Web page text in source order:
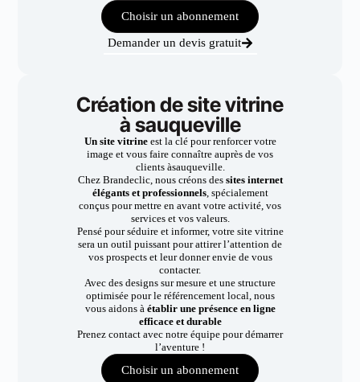
Choisir un abonnement
Demander un devis gratuit
Création de site vitrine
à sauqueville
Un site vitrineest la clé pour renforcer votre
image et vous faire connaître auprès de vos
clients àsauqueville.
Chez Brandeclic, nous créons dessites internet
élégants et professionnels, spécialement
conçus pour mettre en avant votre activité, vos
services et vos valeurs.
Pensé pour séduire et informer, votre site vitrine
sera un outil puissant pour attirer l’attention de
vos prospects et leur donner envie de vous
contacter.
Avec des designs sur mesure et une structure
optimisée pour le référencement local, nous
vous aidons à établir une présence en ligne
efficace et durable
Prenez contact avec notre équipe pour démarrer
l’aventure !
Choisir un abonnement